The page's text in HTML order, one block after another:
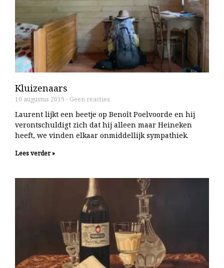
Kluizenaars
10 augustus 2019 Geen reacties
Laurent lijkt een beetje op Benoît Poelvoorde en hij
verontschuldigt zich dat hij alleen maar Heineken
heeft, we vinden elkaar onmiddellijk sympathiek.
Lees verder »